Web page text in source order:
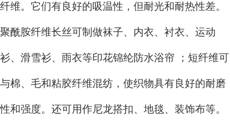
纤维。它们有良好的吸温性，但耐光和耐热性差。
聚酰胺纤维长丝可制做袜子、内衣、衬衣、运动
衫、滑雪衫、雨衣等印花锦纶防水浴帘 ；短纤维可
与棉、毛和粘胶纤维混纺，使织物具有良好的耐磨
性和强度。还可用作尼龙搭扣、地毯、装饰布等。